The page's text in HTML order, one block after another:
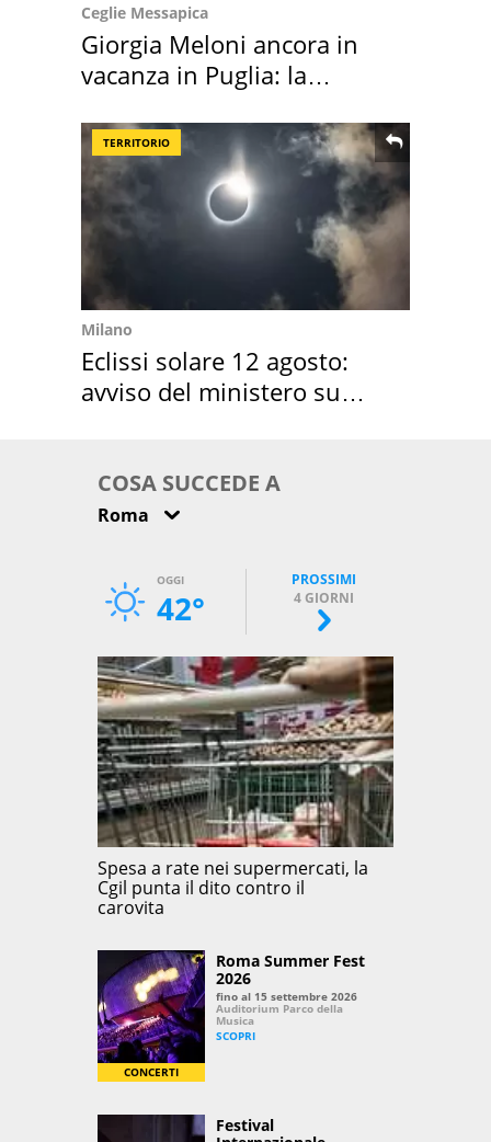
Ceglie Messapica
Giorgia Meloni ancora in
vacanza in Puglia: la
TERRITORIO
Milano
Eclissi solare 12 agosto:
avviso del ministero su